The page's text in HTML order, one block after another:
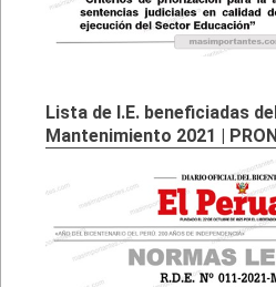
Lista de I.E. beneficiadas
Mantenimiento 2021 |